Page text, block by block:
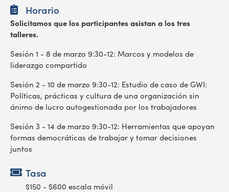
Horario
Solicitamosque los participantes asistan a los tres
talleres.
Sesión 1 - 8 de marzo 9:30-12: Marcos y modelos de
liderazgo compartido
Sesión 2 - 10 de marzo 9:30-12: Estudio de caso de GWI:
Políticas, prácticas y cultura de una organización sin
ánimo de lucro autogestionada por los trabajadores
Sesión 3 - 14 de marzo 9:30-12: Herramientas que apoyan
formas democráticas de trabajar y tomar decisiones
juntos
Tasa
$150 - $600 escala móvil